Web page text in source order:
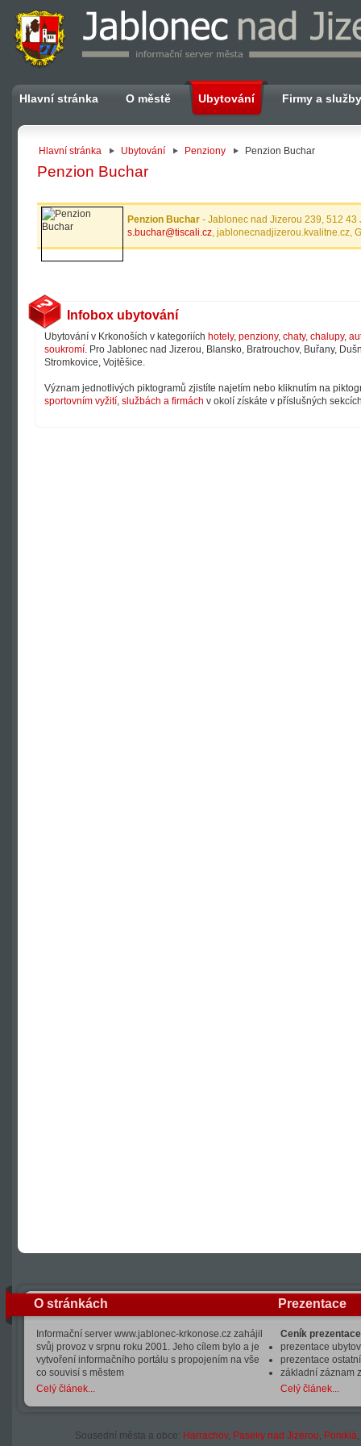
Hlavní stránka O městě Ubytování Firmy a služby
Hlavní stránka Ubytování Penziony Penzion Buchar
Penzion Buchar
Penzion Buchar - Jablonec nad Jizerou 239, 512
s.buchar@tiscali.cz, jablonecnadjizerou.kvalitne.cz,
Infobox ubytování
Ubytování v Krkonoších v kategoriích hotely, penziony, chaty, chalupy,
soukromí. Pro Jablonec nad Jizerou, Blansko, Bratrouchov, Buřany,
Stromkovice, Vojtěšice.
Význam jednotlivých piktogramů zjistíte najetím nebo kliknutím na
sportovním vyžití, službách a firmách v okolí získáte v příslušných
O stránkách
Informační server www.jablonec-krkonose.cz zahájil
svůj provoz v srpnu roku 2001. Jeho cílem bylo a je
vytvoření informačního portálu s propojením na vše
co souvisí s městem
Celý článek...
Prezentace
Ceník
prezentace
prezentace
základní záznam
Celý článek...
Sousední města a obce: Harrachov, Paseky nad Jizerou, Poniklá,